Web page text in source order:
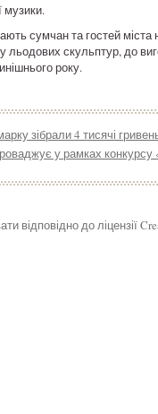
музики.
сумчан та гостей
льодових скульптур, до
року.
зібрали 4 тисячі
у рамках
відповідно до ліцензії